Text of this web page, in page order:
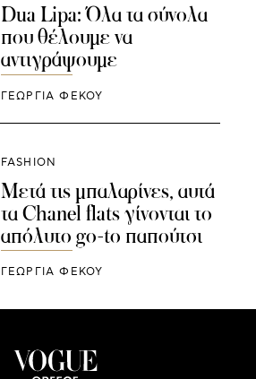
Dua Lipa: Όλα τα σύνολα
που θέλουμε να
αντιγράψουμε
ΓΕΩΡΓΙΑ ΦΕΚΟΥ
FASHION
Μετά τις μπαλαρίνες, αυτά
τα Chanel flats γίνονται το
απόλυτο go-to παπούτσι
ΓΕΩΡΓΙΑ ΦΕΚΟΥ